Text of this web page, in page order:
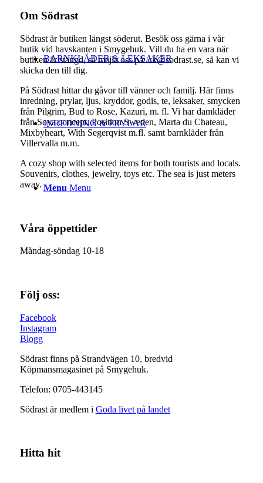
BARNKLÄDER & LEKSAKER
INREDNING & PRYLAR
Menu Menu
Om Södrast
Södrast är butiken längst söderut. Besök oss gärna i vår
butik vid havskanten i Smygehuk. Vill du ha en vara när
butiken är stängd, så mejla oss på: ck@sodrast.se, så kan vi
skicka den till dig.
På Södrast hittar du gåvor till vänner och familj. Här finns
inredning, prylar, ljus, kryddor, godis, te, leksaker, smycken
från Pilgrim, Bud to Rose, Kazuri, m. fl. Vi har damkläder
från Soya concept, Position Sweden, Marta du Chateau,
Mixbyheart, With Segerqvist m.fl. samt barnkläder från
Villervalla m.m.
A cozy shop with selected items for both tourists and locals.
Souvenirs, clothes, jewelry, toys etc. The sea is just meters
away.
Våra öppettider
Måndag-söndag 10-18
Följ oss:
Facebook
Instagram
Blogg
Södrast finns på Strandvägen 10, bredvid
Köpmansmagasinet på Smygehuk.
Telefon: 0705-443145
Södrast är medlem i Goda livet på landet
Hitta hit